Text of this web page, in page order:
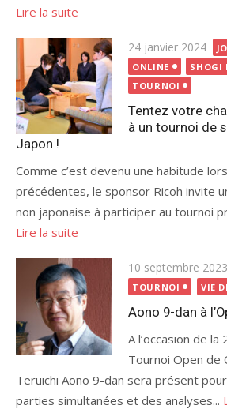
Lire la suite
Publié
le
24 janvier 2024
ONLINE
SHOGI
TOURNOI
Tentez votre
à un tournoi de
Japon !
Comme c’est devenu une habitude
précédentes, le sponsor Ricoh invite
non japonaise à participer au tournoi
Lire la suite
Publié
le
10 septembre 2023
TOURNOI
VIE
Aono 9-dan à
A l’occasion de
Tournoi Open de
Teruichi Aono 9-dan sera présent
parties simultanées et des analyses...